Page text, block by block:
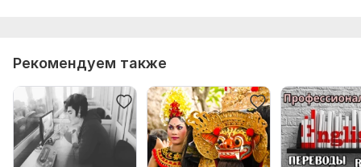
Рекомендуем также